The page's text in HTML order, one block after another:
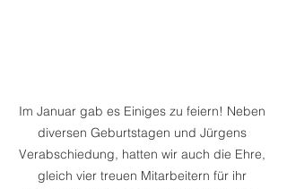
Im Januar gab es Einiges zu feiern! Neben
diversen Geburtstagen und Jürgens
Verabschiedung, hatten wir auch die Ehre,
gleich vier treuen Mitarbeitern für ihr